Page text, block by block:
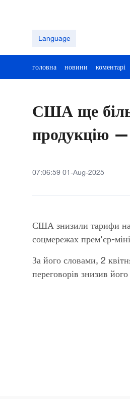
Language
головна новини коментарі
США ще
продукцію —
07:06:59 01-Aug-2025
США знизили тарифи
соцмережах прем'єр-
За його словами, 2
переговорів знизив